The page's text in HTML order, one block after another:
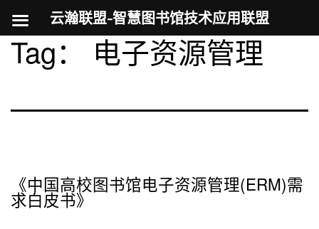
跳Tag： 电子资源管理
《中国高校图书馆电子资源管理(ERM)需
求白皮书》
云瀚联盟-智慧图书馆技术应用联盟